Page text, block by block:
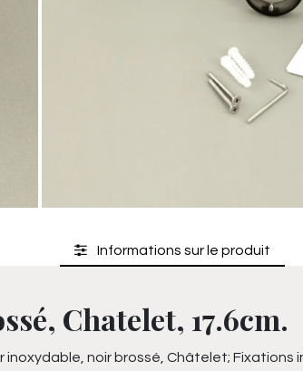
Informations sur le produit
Chatelet, 17.6cm.
noir brossé, Châtelet; Fixations